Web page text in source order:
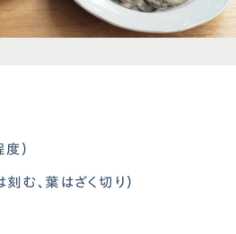
）
む、葉はざく切り）